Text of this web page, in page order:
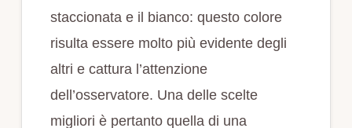
staccionata e il bianco: questo colore
risulta essere molto più evidente degli
altri e cattura l’attenzione
dell’osservatore. Una delle scelte
migliori è pertanto quella di una